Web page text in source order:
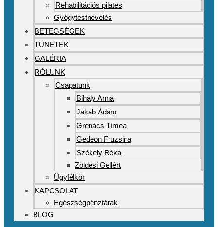
Rehabilitációs pilates
Gyógytestnevelés
BETEGSÉGEK
TÜNETEK
GALÉRIA
RÓLUNK
Csapatunk
Bihaly Anna
Jakab Ádám
Grenács Tímea
Gedeon Fruzsina
Székely Réka
Zöldesi Gellért
Ügyfélkör
KAPCSOLAT
Egészségpénztárak
BLOG